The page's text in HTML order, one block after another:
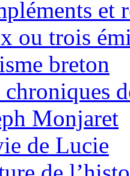
et
ou trois
breton
chroniques
Monjaret
de Lucie